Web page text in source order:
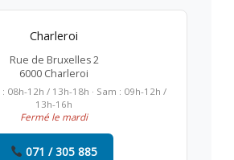
Charleroi
Rue de Bruxelles 2
6000 Charleroi
: 08h-12h / 13h-18h · Sam : 09h-12h /
13h-16h
Fermé le mardi
071 / 305 885